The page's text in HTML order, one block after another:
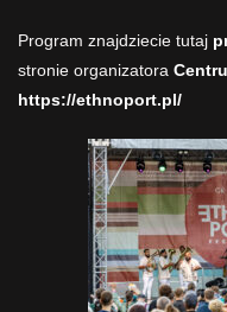
Program znajdziecie tutaj
stronie organizatora
https://ethnoport.pl/